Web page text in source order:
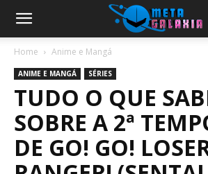
Home Anime e Mangá
ANIME E MANGÁ SÉRIES
TUDO O QUE
SOBRE A 2ª
DE GO! GO!